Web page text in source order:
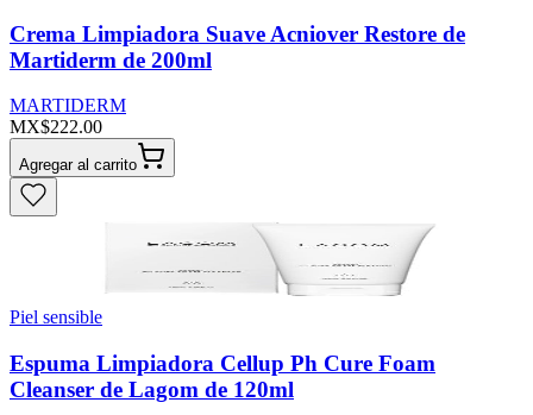
Crema Limpiadora Suave Acniover Restore de
Martiderm de 200ml
MARTIDERM
MX$222.00
Agregar al carrito
Piel sensible
Espuma Limpiadora Cellup Ph Cure Foam
Cleanser de Lagom de 120ml